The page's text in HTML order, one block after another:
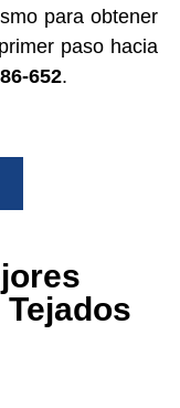
para obtener
paso hacia
652.